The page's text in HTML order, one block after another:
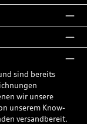
sind bereits
wir unsere
unserem Know-
versandbereit.